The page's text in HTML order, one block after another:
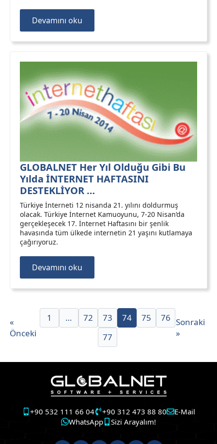
Devamını oku
GLOBALNET Her Yıl Olduğu Gibi Bu
Yılda İNTERNET HAFTASINI
DESTEKLİYOR …
Türkiye İnterneti 12 nisanda 21. yılını doldurmuş
olacak. Türkiye İnternet Kamuoyunu, 7-20 Nisan’da
gerçekleşecek 17. İnternet Haftasını bir şenlik
havasında tüm ülkede internetin 21 yaşını kutlamaya
çağırıyoruz.
Devamını oku
«
Önceki
1 … 72 73 74 75
76
77
Sonraki
»
+90 532 111 66 04 +90 312 473 88 80
E-Mail
WhatsApp
Sizi Arayalım!